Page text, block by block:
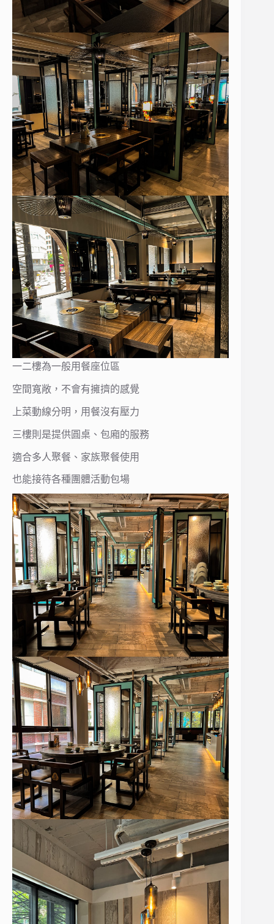
一二樓為一般用餐座位區
空間寬敞，不會有擁擠的感覺
上菜動線分明，用餐沒有壓力
三樓則是提供圓桌、包廂的服務
適合多人聚餐、家族聚餐使用
也能接待各種團體活動包場